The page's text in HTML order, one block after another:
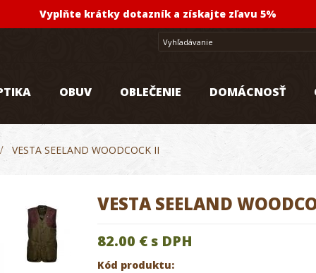
Vyplňte krátky dotazník a získajte zľavu 5%
OBUV OBLEČENIE DOMÁCNOSŤ
> VESTA SEELAND WOODCOCK II
VESTA SEELAND
82.00 €s DPH
Kód produktu: